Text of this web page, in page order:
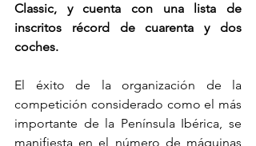
Classic, y cuenta con una lista de
inscritos récord de cuarenta y dos
coches.
El éxito de la organización de la
competición considerado como el más
importante de la Península Ibérica, se
manifiesta en el número de máquinas